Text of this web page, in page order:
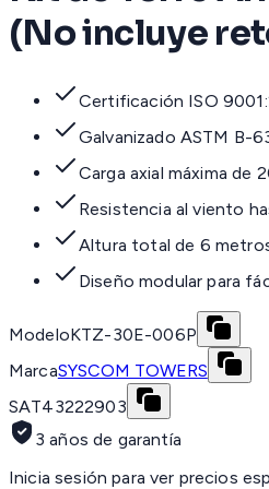
(No incluye
Certificación ISO
Galvanizado ASTM B-
Carga axial máxima de
Resistencia al viento
Altura total de 6
Diseño modular para
ModeloKTZ-30E-006P
MarcaSYSCOM TOWERS
SAT43222903
3 años de garantía
Inicia sesión para ver precios